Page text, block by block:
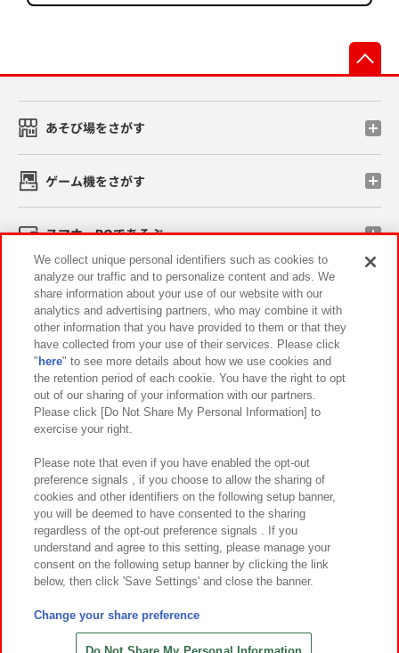
あそび場をさがす
ゲーム機をさがす
スマホ・PCであそぶ
イベント・キャンペーン
関連会社 サステナビリティ サイトポリシー
プライバシーポリシー ウェブアクセシビリティ方針と検証結果
お取引先さまとともに
カスタマーハラスメント対応方針 よくあるご質問・お問い合わせ
©Bandai Namco Amusement Inc.
©Bandai Namco Amusement Lab Inc.
©HANAYASHIKI Co., Ltd. All Rights Reserved.
We collect unique personal identifiers such as cookies to
analyze our traffic and to personalize content and ads. We
share information about your use of our website with our
analytics and advertising partners, who may combine it with
other information that you have provided to them or that they
have collected from your use of their services. Please click
" here" to see more details about how we use cookies and
the retention period of each cookie. You have the right to opt
out of our sharing of your information with our partners.
Please click [Do Not Share My Personal Information] to
exercise your right.
Please note that even if you have enabled the opt-out
preference signals , if you choose to allow the sharing of
cookies and other identifiers on the following setup banner,
you will be deemed to have consented to the sharing
regardless of the opt-out preference signals . If you
understand and agree to this setting, please manage your
consent on the following setup banner by clicking the link
below, then click 'Save Settings' and close the banner.
Change your share preference